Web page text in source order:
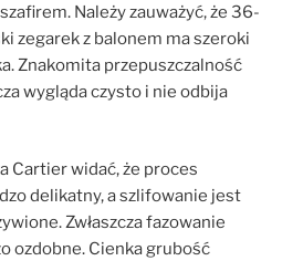
Należy zauważyć, że 36-
zegarek z balonem ma szeroki
Znakomita przepuszczalność
wygląda czysto i nie odbija
Cartier widać, że proces
delikatny, a szlifowanie jest
Zwłaszcza fazowanie
ozdobne. Cienka grubość